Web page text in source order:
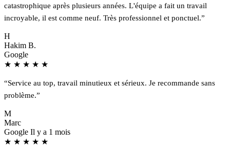
catastrophique après plusieurs années. L'équipe a fait un travail
incroyable, il est comme neuf. Très professionnel et ponctuel.”
H
Hakim B.
Google
★ ★ ★ ★ ★
“Service au top, travail minutieux et sérieux. Je recommande sans
problème.”
M
Marc
Google Il y a 1 mois
★ ★ ★ ★ ★